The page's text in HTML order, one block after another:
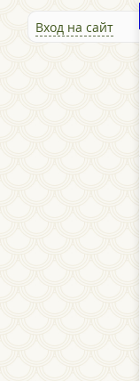
Вход на сайт